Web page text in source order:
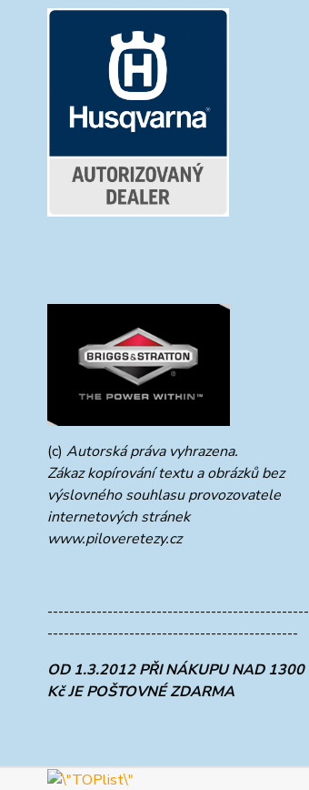
(c) Autorská práva vyhrazena.
Zákaz kopírování textu a obrázků bez
výslovného souhlasu provozovatele
internetových stránek
www.piloveretezy.cz
------------------------------------------------
----------------------------------------------
OD 1.3.2012 PŘI NÁKUPU NAD 1300
Kč JE POŠTOVNÉ ZDARMA